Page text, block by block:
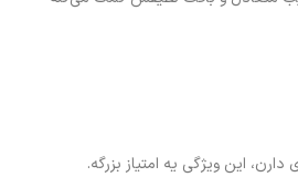
این ویژگی یه امتیاز بزرگه.